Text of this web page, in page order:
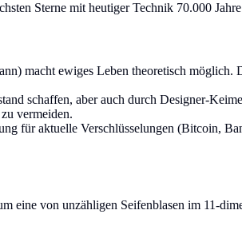
Sterne mit heutiger Technik 70.000
macht ewiges Leben theoretisch möglich.
schaffen, aber auch durch Designer-
vermeiden.
für aktuelle Verschlüsselungen (Bitcoin,
eine von unzähligen Seifenblasen im 11-